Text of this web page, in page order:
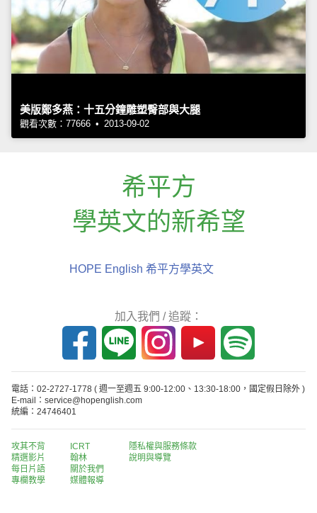
美版鄭多燕：十五分鐘雕塑臀部與大腿
觀看次數：77666 • 2013-09-02
希平方
學英文的新希望
HOPE English 希平方學英文
加入我們 / 追蹤：
電話：02-2727-1778 ( 週一至週五 9:00-12:00、13:30-18:00，國定假日除外 )
E-mail：service@hopenglish.com
統編：24746401
攻其不背
精選影片
每日片語
專欄教學
ICRT
翰林
關於我們
媒體報導
隱私權與服務條款
說明與導覽